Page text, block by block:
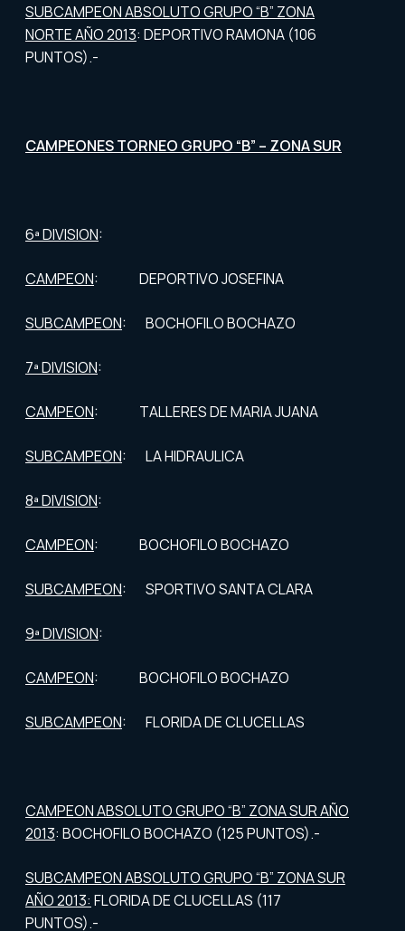
SUBCAMPEON ABSOLUTO GRUPO “B” ZONA
NORTE AÑO 2013: DEPORTIVO RAMONA (106
PUNTOS).-
CAMPEONES TORNEO GRUPO “B” – ZONA SUR
6ª DIVISION:
CAMPEON: DEPORTIVO JOSEFINA
SUBCAMPEON: BOCHOFILO BOCHAZO
7ª DIVISION:
CAMPEON: TALLERES DE MARIA JUANA
SUBCAMPEON: LA HIDRAULICA
8ª DIVISION:
CAMPEON: BOCHOFILO BOCHAZO
SUBCAMPEON: SPORTIVO SANTA CLARA
9ª DIVISION:
CAMPEON: BOCHOFILO BOCHAZO
SUBCAMPEON: FLORIDA DE CLUCELLAS
CAMPEON ABSOLUTO GRUPO “B” ZONA SUR AÑO
2013: BOCHOFILO BOCHAZO (125 PUNTOS).-
SUBCAMPEON ABSOLUTO GRUPO “B” ZONA SUR
AÑO 2013: FLORIDA DE CLUCELLAS (117
PUNTOS).-